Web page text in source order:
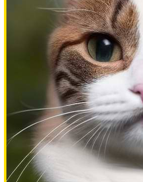
Пожертвовать
500.00 RUB
Сбор на вакцины кошкам 21000🙏